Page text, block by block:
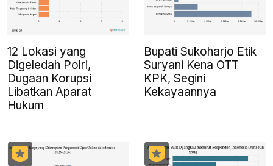
12 Lokasi yang
Digeledah Polri,
Dugaan Korupsi
Libatkan Aparat
Hukum
Bupati Sukoharjo Etik
Suryani Kena OTT
KPK, Segini
Kekayaannya